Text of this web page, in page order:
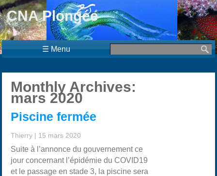
CNA Plongée
☰ Menu
Monthly Archives:
mars 2020
Piscine fermée
Thierry | 15 mars 2020
Suite à l’annonce du gouvernement ce
jour concernant l’épidémie du COVID19
et le passage en stade 3, la piscine sera